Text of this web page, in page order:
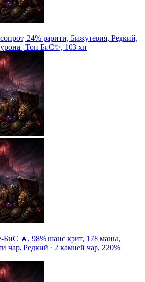
24% рарити, Бижутерия, Редкий,
| Топ БиС✨, 103 хп
БиС 🔥, 98% шанс крит, 178 маны,
чар, Редкий · 2 камней чар, 220%